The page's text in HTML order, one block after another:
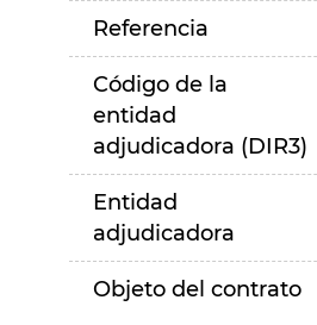
Referencia
Código de la
entidad
adjudicadora (DIR3)
Entidad
adjudicadora
Objeto del contrato